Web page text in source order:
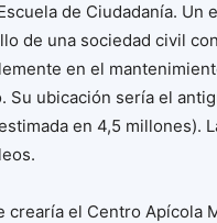
de Ciudadanía.
de una sociedad civil
en el
Su ubicación sería el
en 4,5 millones).
crearía el Centro Apícola